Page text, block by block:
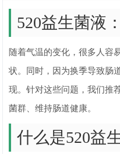
520益生菌液
随着气温的变化，很多人容
状。同时，因为换季导致肠
现。针对这些问题，我们推
菌群、维持肠道健康。
什么是520益